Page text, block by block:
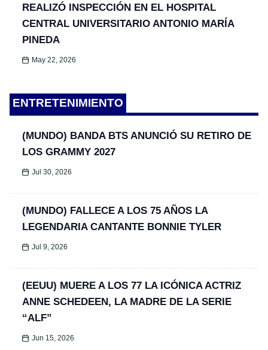
REALIZÓ INSPECCIÓN EN EL HOSPITAL
CENTRAL UNIVERSITARIO ANTONIO MARÍA
PINEDA
May 22, 2026
ENTRETENIMIENTO
(MUNDO) BANDA BTS ANUNCIÓ SU RETIRO DE
LOS GRAMMY 2027
Jul 30, 2026
(MUNDO) FALLECE A LOS 75 AÑOS LA
LEGENDARIA CANTANTE BONNIE TYLER
Jul 9, 2026
(EEUU) MUERE A LOS 77 LA ICÓNICA ACTRIZ
ANNE SCHEDEEN, LA MADRE DE LA SERIE
“ALF”
Jun 15, 2026